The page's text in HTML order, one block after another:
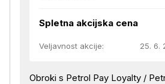
Spletna akcijska cena
Veljavnost akcije: 25. 6.
Obroki s Petrol Pay Loyalty /